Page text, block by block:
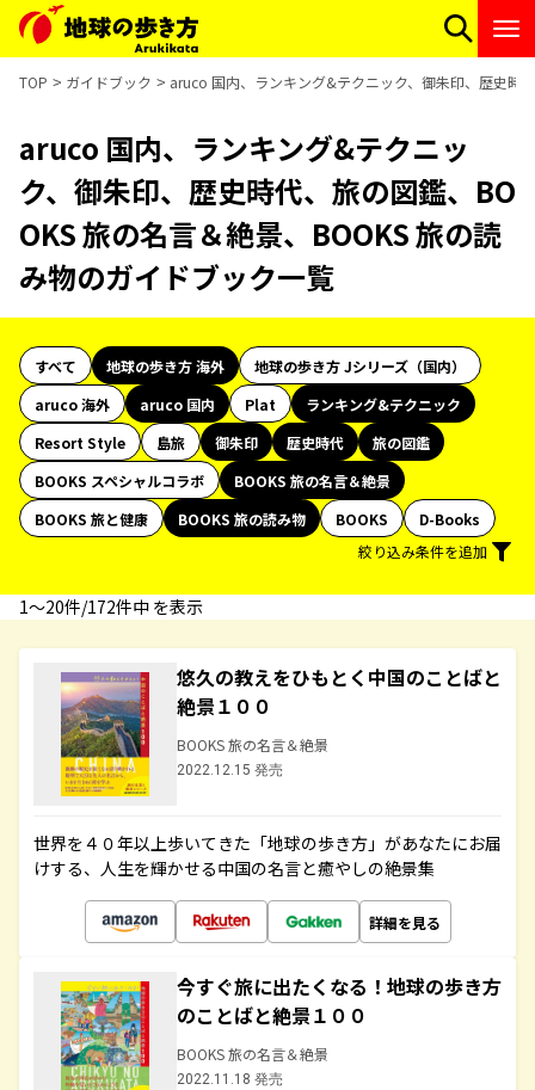
TOP ガイドブック aruco 国内、ランキング&テクニック、御朱印、歴史時
aruco 国内、ランキング&テクニッ
ク、御朱印、歴史時代、旅の図鑑、BO
OKS 旅の名言＆絶景、BOOKS 旅の読
み物のガイドブック一覧
すべて 地球の歩き方 海外
地球の歩き方 Jシリーズ（国内）
aruco 海外
aruco 国内 Plat
ランキング&テクニック
Resort Style
島旅 御朱印 歴史時代
旅の図鑑
BOOKS スペシャルコラボ
BOOKS 旅の名言＆絶景
BOOKS 旅と健康
BOOKS 旅の読み物 BOOKS
D-Books
絞り込み条件を追加
1〜20件/172件中 を表示
悠久の教えをひもとく中国のことばと
絶景１００
BOOKS 旅の名言＆絶景
2022.12.15 発売
世界を４０年以上歩いてきた「地球の歩き方」があなたにお届
けする、人生を輝かせる中国の名言と癒やしの絶景集
詳細を見る
今すぐ旅に出たくなる！地球の歩き方
のことばと絶景１００
BOOKS 旅の名言＆絶景
2022.11.18 発売